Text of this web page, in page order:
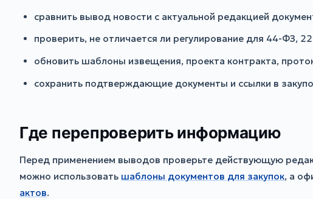
сравнить вывод новости с актуальной редакцией
проверить, не отличается ли регулирование для 44-ФЗ,
обновить шаблоны извещения, проекта контракта,
сохранить подтверждающие документы и ссылки в
Где перепроверить информацию
Перед применением выводов проверьте действующую
можно использовать шаблоны документов для закупок, а
актов.